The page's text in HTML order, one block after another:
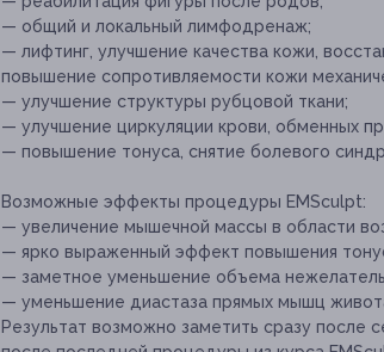
— общий и локальный лимфодренаж;
— лифтинг, улучшение качества кожи,
повышение сопротивляемости кожи
— улучшение структуры рубцовой ткани;
— улучшение циркуляции крови, обменных
— повышение тонуса, снятие болевого
Возможные эффекты процедуры EMSculpt:
— увеличение мышечной массы в области
— ярко выраженный эффект повышения
— заметное уменьшение объема
— уменьшение диастаза прямых мышц
Результат возможно заметить сразу